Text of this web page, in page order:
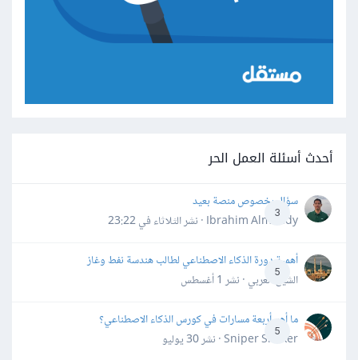
أحدث أسئلة العمل الحر
3
سؤال بخصوص منصة بعيد
Ibrahim Almahdy · نشر
الثلاثاء في 23:22
5
أهمية دورة الذكاء الاصطناعي لطالب هندسة نفط وغاز
الشيخ العربي · نشر 1 أغسطس
5
ما أهم أربعة مسارات في كورس الذكاء الاصطناعي؟
Sniper Shaker · نشر
30 يوليو